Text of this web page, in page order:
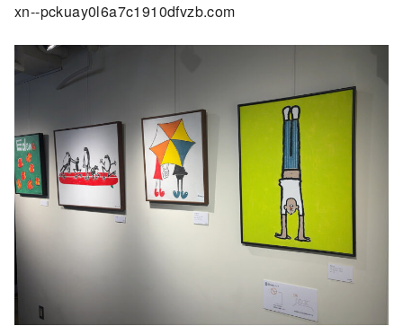
xn--pckuay0l6a7c1910dfvzb.com